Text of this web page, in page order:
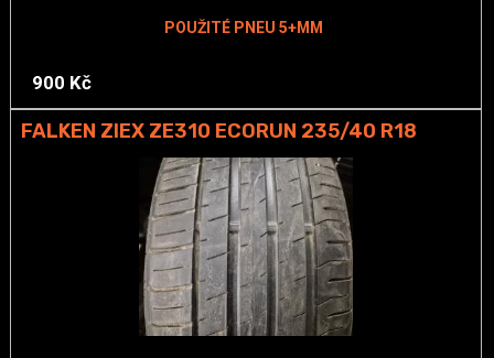
POUŽITÉ PNEU 5+MM
900 Kč
FALKEN ZIEX ZE310 ECORUN 235/40 R18